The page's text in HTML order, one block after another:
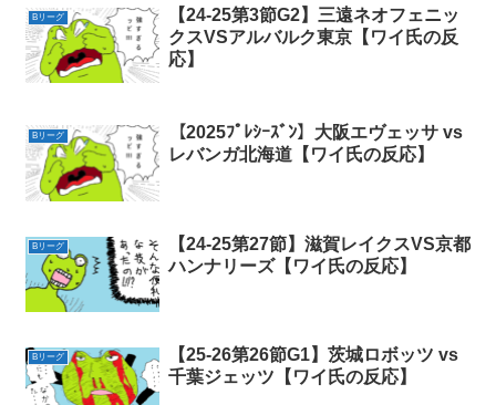
Bリーグ
【24-25第3節G2】三遠ネオフェニッ
クスVSアルバルク東京【ワイ氏の反
応】
Bリーグ
【2025ﾌﾟﾚｼｰｽﾞﾝ】大阪エヴェッサ vs
レバンガ北海道【ワイ氏の反応】
Bリーグ
【24-25第27節】滋賀レイクスVS京都
ハンナリーズ【ワイ氏の反応】
Bリーグ
【25-26第26節G1】茨城ロボッツ vs
千葉ジェッツ【ワイ氏の反応】